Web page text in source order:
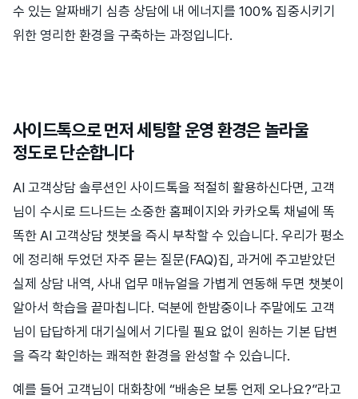
수 있는 알짜배기 심층 상담에 내 에너지를 100% 집중시키기
위한 영리한 환경을 구축하는 과정입니다.
사이드톡으로 먼저 세팅할 운영 환경은 놀라울
정도로 단순합니다
AI 고객상담 솔루션인 사이드톡을 적절히 활용하신다면, 고객
님이 수시로 드나드는 소중한 홈페이지와 카카오톡 채널에 똑
똑한 AI 고객상담 챗봇을 즉시 부착할 수 있습니다. 우리가 평소
에 정리해 두었던 자주 묻는 질문(FAQ)집, 과거에 주고받았던
실제 상담 내역, 사내 업무 매뉴얼을 가볍게 연동해 두면 챗봇이
알아서 학습을 끝마칩니다. 덕분에 한밤중이나 주말에도 고객
님이 답답하게 대기실에서 기다릴 필요 없이 원하는 기본 답변
을 즉각 확인하는 쾌적한 환경을 완성할 수 있습니다.
예를 들어 고객님이 대화창에 “배송은 보통 언제 오나요?”라고